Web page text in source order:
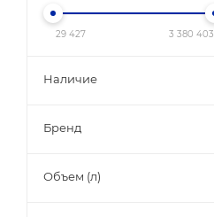
29 427 3 380 403
Наличие
Бренд
Объем (л)